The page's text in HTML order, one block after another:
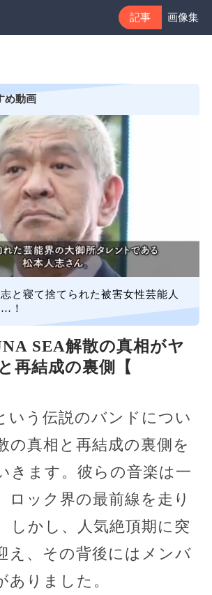
記事 画像集
め動画
志と寝て捨てられた被害女性芸能人
！
SEA解散の真相がヤ
再結成の裏側【
いう伝説のバンドについ
の真相と再結成の裏側を
きます。彼らの音楽は一
ロック界の最前線を走り
しかし、人気絶頂期に突
え、その背後にはメンバ
ありました。